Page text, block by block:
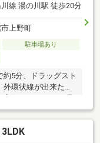
線 湯の川駅 徒歩20分
上野町
駐車場あり
5分、ドラッグスト
環状線が出来たこ
良好に。クロスの張
ご希望があればお気